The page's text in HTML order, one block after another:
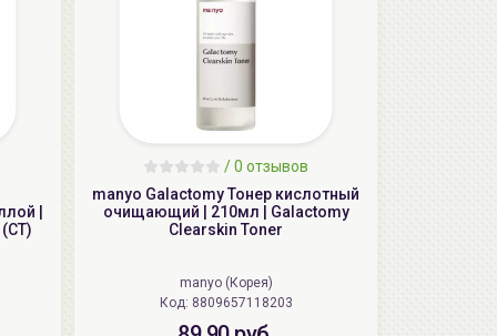
27.38 руб. -26%
|
/0 отзывов
manyo Galactomy Тонер кислотный
очищающий | 210мл | Galactomy
Clearskin Toner
manyo (Корея)
Код: 8809657118203